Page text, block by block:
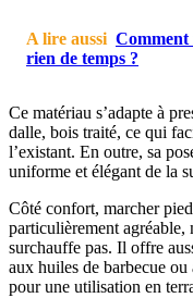
A lire aussi Comment
rien de temps ?
Ce matériau s’adapte à
dalle, bois traité, ce qui
l’existant. En outre, sa
uniforme et élégant de la
Côté confort, marcher
particulièrement agréable,
surchauffe pas. Il offre
aux huiles de barbecue
pour une utilisation en